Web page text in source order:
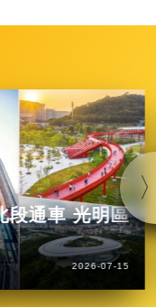
段通車 光明區
2026-07-15